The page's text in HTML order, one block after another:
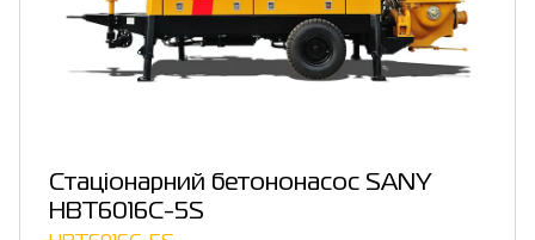
Стаціонарний бетононасос SANY
HBT6016C-5S